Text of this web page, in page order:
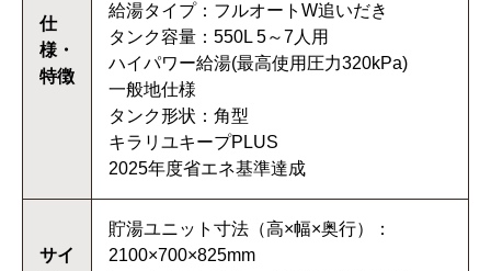
仕
様・
特徴
給湯タイプ：フルオートW追いだき
タンク容量：550L 5～7人用
ハイパワー給湯(最高使用圧力320kPa)
一般地仕様
タンク形状：角型
キラリユキープPLUS
2025年度省エネ基準達成
サイ
貯湯ユニット寸法（高×幅×奥行）：
2100×700×825mm